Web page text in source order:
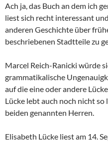
Ach ja, das Buch an dem ich
liest sich recht interessant
anderen Geschichte über
beschriebenen Stadtteile zu
Marcel Reich-Ranicki würde
grammatikalische
auf die eine oder andere
Lücke lebt auch noch nicht
beiden genannten Herren.
Elisabeth Lücke liest am 14.